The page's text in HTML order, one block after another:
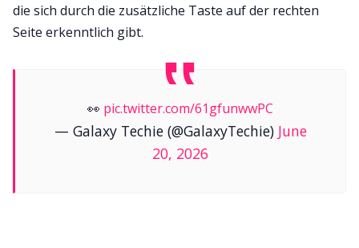
die sich durch die zusätzliche Taste auf der rechten
Seite erkenntlich gibt.
👀 pic.twitter.com/61gfunwwPC
— Galaxy Techie (@GalaxyTechie) June
20, 2026